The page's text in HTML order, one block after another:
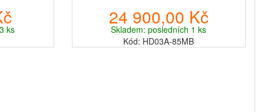
ks
24 900,00 Kč
Skladem: posledních 1 ks
Kód: HD03A-85MB